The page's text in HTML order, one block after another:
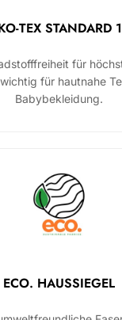
TEX STANDARD
für
für hautnahe
Babybekleidung.
ECO. HAUSSIEGEL